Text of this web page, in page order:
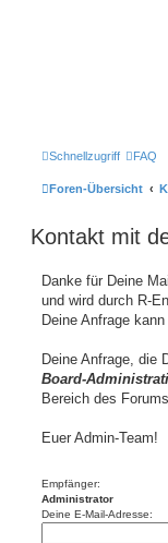
Schnellzugriff FAQ
Foren-Übersicht
Kontakt mit
Danke für Deine
und wird durch R-
Deine Anfrage
Deine Anfrage, die
Board-
Bereich des
Euer Admin-Team!
Empfänger:
Administrator
Deine E-Mail-Adresse: